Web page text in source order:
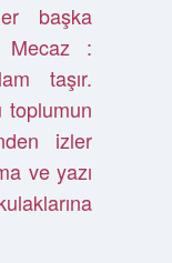
başka
Mecaz :
taşır.
izler
ve yazı